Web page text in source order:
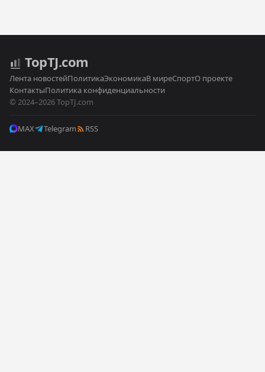
TopTJ.com
Лента новостейПолитикаЭкономикаВ миреСпортО проекте
КонтактыПолитика конфиденциальности
© 2024–2026 TopTJ.com
MAX Telegram RSS